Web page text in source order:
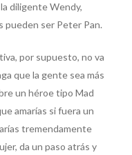
diligente Wendy,
pueden ser Peter Pan.
por supuesto, no va
que la gente sea más
un héroe tipo Mad
amarías si fuera un
tremendamente
da un paso atrás y